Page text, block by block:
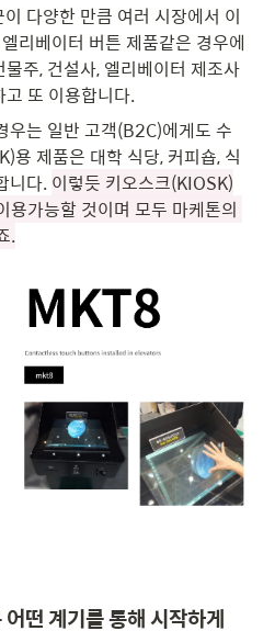
다양한 만큼 여러 시장에서 이
리베이터 버튼 제품같은 경우에
주, 건설사, 엘리베이터 제조사
또 이용합니다.
우는 일반 고객(B2C)에게도 수
용 제품은 대학 식당, 커피숍, 식
니다. 이렇듯 키오스크(KIOSK)
용가능할 것이며 모두 마케톤의
.
떤 계기를 통해 시작하게